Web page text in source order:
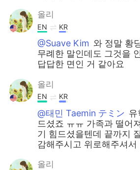
올리
EN KR
@Suave Kim 와 정말 황
무례한 말인데도 그것을
답답한 면인 거 같아요
올리
EN KR
@태민 Taemin テミン 유
드셨죠 ㅠㅠ 가족과 떨어
기 힘드셨을텐데 끝까지
감해주시고 위로해주셔서
올리